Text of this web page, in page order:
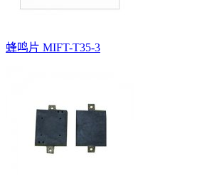
蜂鸣片 MIFT-T35-3